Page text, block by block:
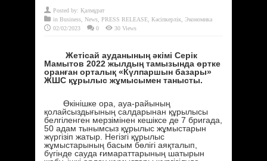
Posted by: Қалмұрат
in Business News PRESS RELEASE Кәсіпкерлік
Экономика
02/02/2023
0 30 Views
Жетісай ауданының әкімі Серік
Мамытов 2022 жылдың тамызында өртке
оранған орталық «Күлпаршын базары»
ЖШС құрылыс жұмысымен танысты.
Өкінішке ора, ауа-райының
қолайсыздығының салдарынан құрылысы
белгіленген мерзімінен кешіксе де 7 бригада,
50 адам тынымсыз құрылыс жұмыстарын
жүргізіп жатыр. Негізгі құрылыс
жұмыстарының басым бөлігі аяқталып,
бүгінде сауда ғимараттарының шатырын